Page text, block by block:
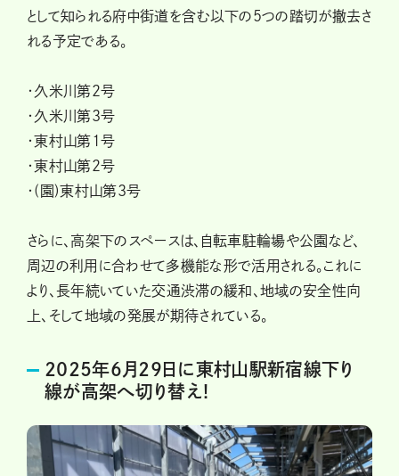
として知られる府中街道を含む以下の5つの踏切が撤去さ
れる予定である。
・久米川第2号
・久米川第3号
・東村山第1号
・東村山第2号
・(園)東村山第3号
さらに、高架下のスペースは、自転車駐輪場や公園など、
周辺の利用に合わせて多機能な形で活用される。これに
より、長年続いていた交通渋滞の緩和、地域の安全性向
上、そして地域の発展が期待されている。
2025年6月29日に東村山駅新宿線下り
線が高架へ切り替え!